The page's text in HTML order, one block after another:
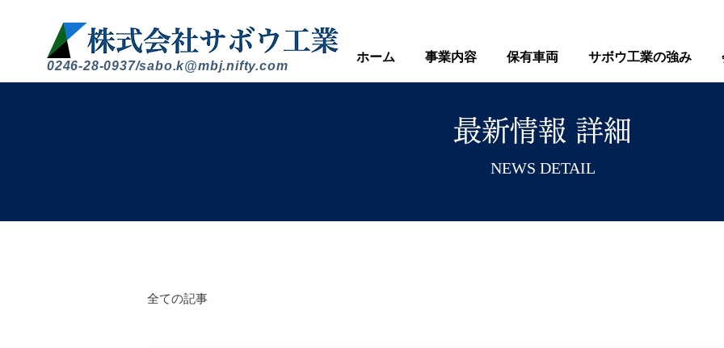
0246-28-0937/sabo.k@mbj.nifty.com
ホーム 事業内容 保有車両 サボウ工業の強み
​最新情報 詳細
​NEWS DETAIL
全ての記事